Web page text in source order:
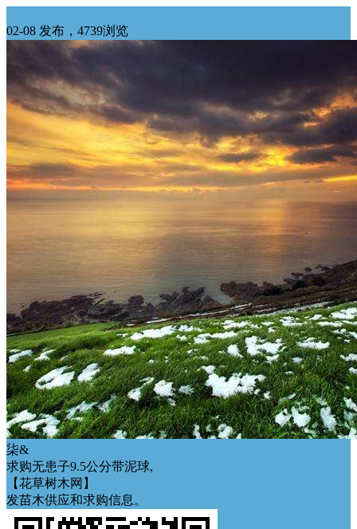
02-08 发布，4739浏览
柒&
求购无患子9.5公分带泥球,
【花草树木网】
发苗木供应和求购信息。